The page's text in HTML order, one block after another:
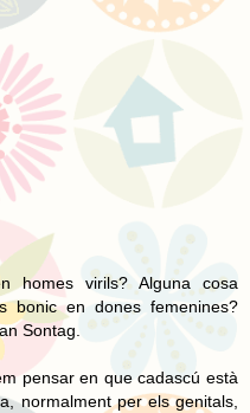
homes virils? Alguna cosa
bonic en dones femenines?
Sontag.
pensar en que cadascú està
normalment per els genitals,